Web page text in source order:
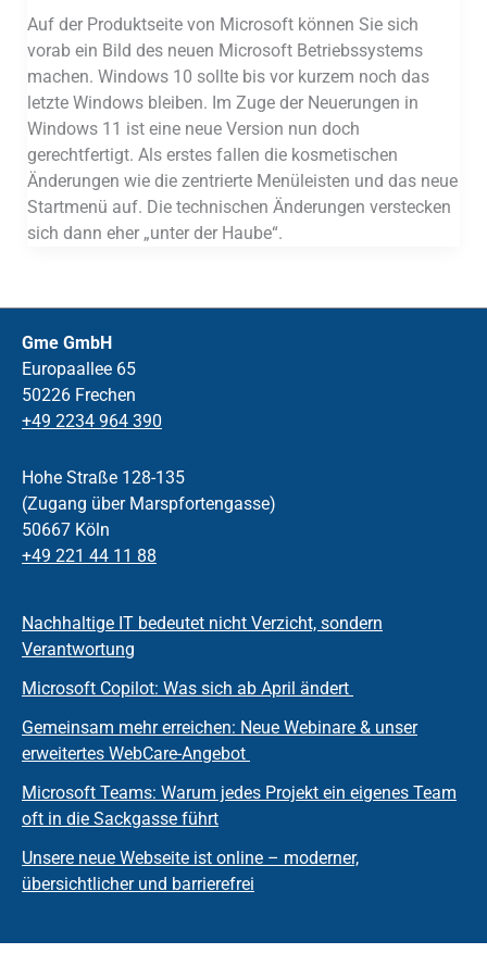
Auf der Produktseite von Microsoft können Sie sich
vorab ein Bild des neuen Microsoft Betriebssystems
machen. Windows 10 sollte bis vor kurzem noch das
letzte Windows bleiben. Im Zuge der Neuerungen in
Windows 11 ist eine neue Version nun doch
gerechtfertigt. Als erstes fallen die kosmetischen
Änderungen wie die zentrierte Menüleisten und das neue
Startmenü auf. Die technischen Änderungen verstecken
sich dann eher „unter der Haube“.
Gme GmbH
Europaallee 65
50226 Frechen
+49 2234 964 390
Hohe Straße 128-135
(Zugang über Marspfortengasse)
50667 Köln
+49 221 44 11 88
Nachhaltige IT bedeutet nicht Verzicht, sondern
Verantwortung
Microsoft Copilot: Was sich ab April ändert
Gemeinsam mehr erreichen: Neue Webinare & unser
erweitertes WebCare-Angebot
Microsoft Teams: Warum jedes Projekt ein eigenes Team
oft in die Sackgasse führt
Unsere neue Webseite ist online – moderner,
übersichtlicher und barrierefrei